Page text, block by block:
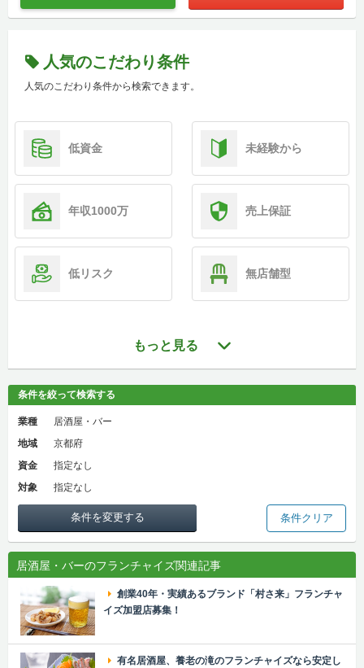
人気のこだわり条件
人気のこだわり条件から検索できます。
低資金 未経験から
年収1000万 売上保証
低リスク 無店舗型
もっと見る
条件を絞って検索する
業種
居酒屋・バー
地域
京都府
資金
指定なし
対象
指定なし
条件を変更する 条件クリア
居酒屋・バーのフランチャイズ関連記事
創業40年・実績あるブランド「村さ来」フランチャ
イズ加盟店募集！
有名居酒屋、養老の滝のフランチャイズなら安定し